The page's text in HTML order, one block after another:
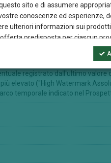
registrato dall'ultimo valore
elevato ("High Watermark
temporale indicato nel
sito e di assumere
conoscenze ed esperienze,
ulteriori informazioni sui prodotti
predisposta per ciascun
dei risultati futuri, né
di mercato e della variazione del
assenso di Credem
di altri siti web che
sito web esterno, quest’ultimo